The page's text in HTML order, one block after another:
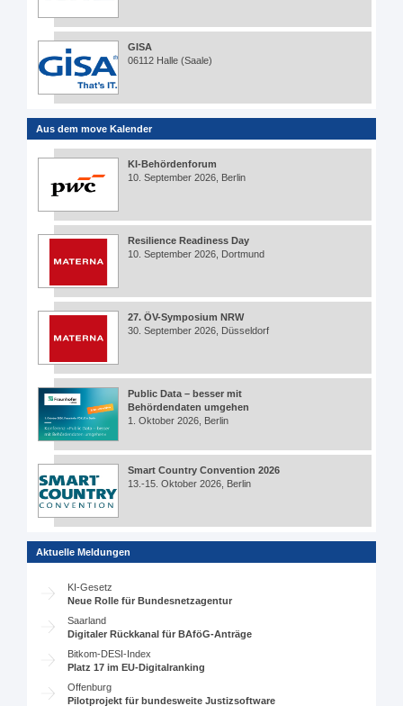
GISA
06112 Halle (Saale)
Aus dem move Kalender
KI-Behördenforum
10. September 2026, Berlin
Resilience Readiness Day
10. September 2026, Dortmund
27. ÖV-Symposium NRW
30. September 2026, Düsseldorf
Public Data – besser mit
Behördendaten umgehen
1. Oktober 2026, Berlin
Smart Country Convention 2026
13.-15. Oktober 2026, Berlin
Aktuelle Meldungen
KI-Gesetz
Neue Rolle für Bundesnetzagentur
Saarland
Digitaler Rückkanal für BAföG-Anträge
Bitkom-DESI-Index
Platz 17 im EU-Digitalranking
Offenburg
Pilotprojekt für bundesweite Justizsoftware